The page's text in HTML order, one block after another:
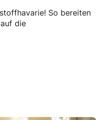
So bereiten
die